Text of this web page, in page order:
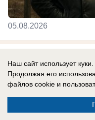
05.08.2026
Экс-солистка
правду о
из «Иванушек»:
Мария Корнеева
Наш сайт использует куки.
Продолжая его
файлов cookie и